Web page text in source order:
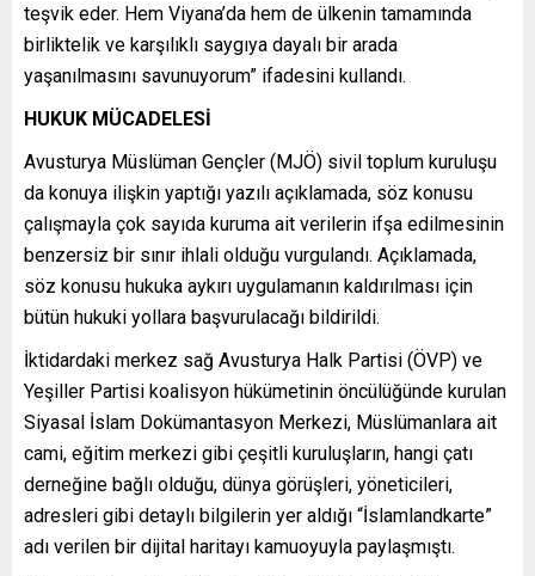
teşvik eder. Hem Viyana’da hem de ülkenin tamamında
birliktelik ve karşılıklı saygıya dayalı bir arada
yaşanılmasını savunuyorum” ifadesini kullandı.
HUKUK MÜCADELESİ
Avusturya Müslüman Gençler (MJÖ) sivil toplum kuruluşu
da konuya ilişkin yaptığı yazılı açıklamada, söz konusu
çalışmayla çok sayıda kuruma ait verilerin ifşa edilmesinin
benzersiz bir sınır ihlali olduğu vurgulandı. Açıklamada,
söz konusu hukuka aykırı uygulamanın kaldırılması için
bütün hukuki yollara başvurulacağı bildirildi.
İktidardaki merkez sağ Avusturya Halk Partisi (ÖVP) ve
Yeşiller Partisi koalisyon hükümetinin öncülüğünde kurulan
Siyasal İslam Dokümantasyon Merkezi, Müslümanlara ait
cami, eğitim merkezi gibi çeşitli kuruluşların, hangi çatı
derneğine bağlı olduğu, dünya görüşleri, yöneticileri,
adresleri gibi detaylı bilgilerin yer aldığı “İslamlandkarte”
adı verilen bir dijital haritayı kamuoyuyla paylaşmıştı.